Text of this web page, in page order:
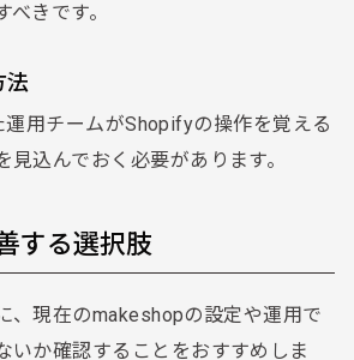
きです。
法
用チームがShopifyの操作を覚える
見込んでおく必要があります。
する選択肢
、現在のmakeshopの設定や運用で
いか確認することをおすすめしま